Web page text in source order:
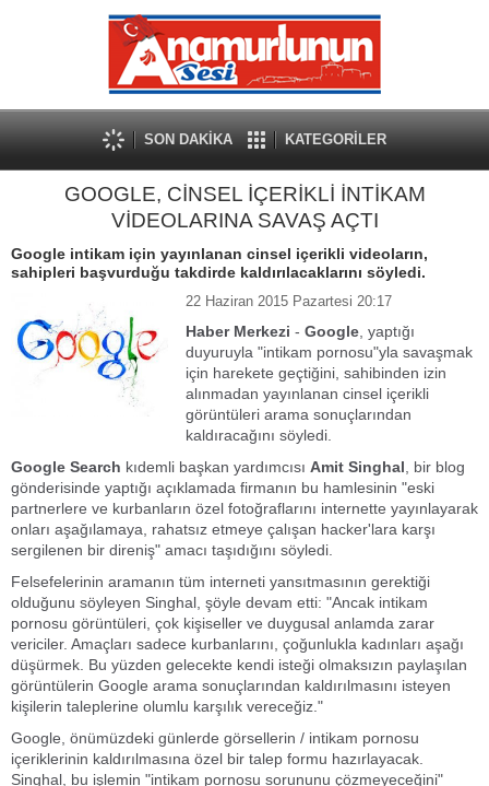
SON DAKİKA KATEGORİLER
GOOGLE, CİNSEL İÇERİKLİ İNTİKAM
VİDEOLARINA SAVAŞ AÇTI
Google intikam için yayınlanan cinsel içerikli videoların,
sahipleri başvurduğu takdirde kaldırılacaklarını söyledi.
22 Haziran 2015 Pazartesi 20:17
Haber Merkezi - Google , yaptığı
duyuruyla "intikam pornosu"yla savaşmak
için harekete geçtiğini, sahibinden izin
alınmadan yayınlanan cinsel içerikli
görüntüleri arama sonuçlarından
kaldıracağını söyledi.
Google Search kıdemli başkan yardımcısı Amit Singhal , bir blog
gönderisinde yaptığı açıklamada firmanın bu hamlesinin "eski
partnerlere ve kurbanların özel fotoğraflarını internette yayınlayarak
onları aşağılamaya, rahatsız etmeye çalışan hacker'lara karşı
sergilenen bir direniş" amacı taşıdığını söyledi.
Felsefelerinin aramanın tüm interneti yansıtmasının gerektiği
olduğunu söyleyen Singhal, şöyle devam etti: "Ancak intikam
pornosu görüntüleri, çok kişiseller ve duygusal anlamda zarar
vericiler. Amaçları sadece kurbanlarını, çoğunlukla kadınları aşağı
düşürmek. Bu yüzden gelecekte kendi isteği olmaksızın paylaşılan
görüntülerin Google arama sonuçlarından kaldırılmasını isteyen
kişilerin taleplerine olumlu karşılık vereceğiz."
Google, önümüzdeki günlerde görsellerin / intikam pornosu
içeriklerinin kaldırılmasına özel bir talep formu hazırlayacak.
Singhal, bu işlemin "intikam pornosu sorununu çözmeyeceğini"